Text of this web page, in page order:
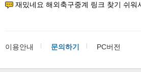
재밌네요 해외축구중계 링크 찾기 쉬워서 자주 와요. 그래서 해외축구중계도
이용안내 문의하기 PC버전